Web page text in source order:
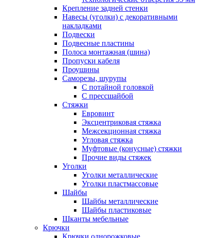
Крепление задней стенки
Навесы (уголки) с декоративными
накладками
Подвески
Подвесные пластины
Полоса монтажная (шина)
Пропуски кабеля
Проушины
Саморезы, шурупы
С потайной головкой
С прессшайбой
Стяжки
Евровинт
Эксцентриковая стяжка
Межсекционная стяжка
Угловая стяжка
Муфтовые (конусные) стяжки
Прочие виды стяжек
Уголки
Уголки металлические
Уголки пластмассовые
Шайбы
Шайбы металлические
Шайбы пластиковые
Шканты мебельные
Крючки
Крючки однорожковые